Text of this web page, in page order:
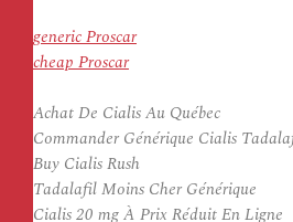
generic Proscar
cheap Proscar
Achat De Cialis Au Québec
Commander Générique Cialis
Buy Cialis Rush
Tadalafil Moins Cher Générique
Cialis 20 mg À Prix Réduit En Ligne